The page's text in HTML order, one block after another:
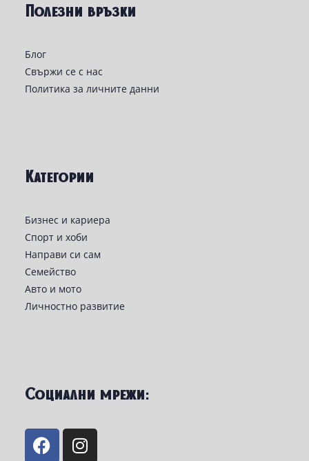
Полезни връзки
Блог
Свържи се с нас
Политика за личните данни
Категории
Бизнес и кариера
Спорт и хоби
Направи си сам
Семейство
Авто и мото
Личностно развитие
Социални мрежи: